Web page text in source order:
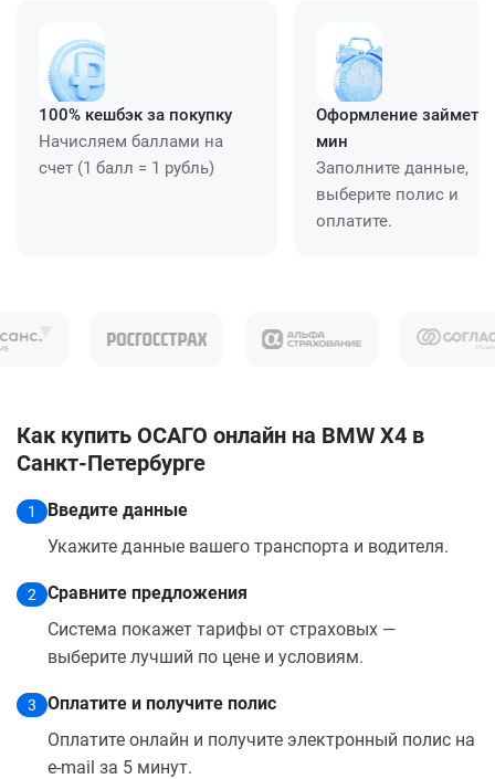
100% кешбэк за покупку
Начисляем баллами на
счет (1 балл = 1 рубль)
Оформление займет
мин
Заполните данные,
выберите полис и
оплатите.
Как купить ОСАГО онлайн на BMW X4 в
Санкт-Петербурге
1
Введите данные
Укажите данные вашего транспорта и водителя.
2
Сравните предложения
Система покажет тарифы от страховых —
выберите лучший по цене и условиям.
3
Оплатите и получите полис
Оплатите онлайн и получите электронный полис на
e-mail за 5 минут.